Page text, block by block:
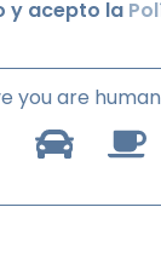
y acepto la
you are